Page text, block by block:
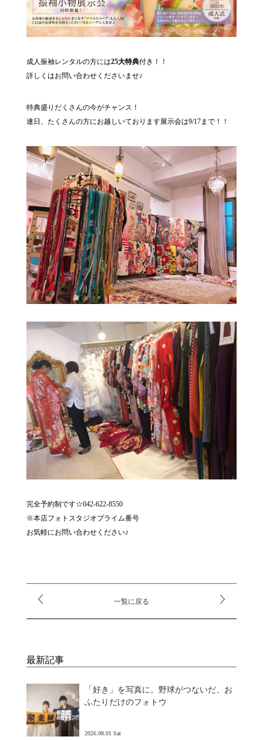
成人振袖レンタルの方には25大特典付き！！
詳しくはお問い合わせくださいませ♪
特典盛りだくさんの今がチャンス！
連日、たくさんの方にお越しいております展示会は9/17まで！！
完全予約制です☆042-622-8550
※本店フォトスタジオプライム番号
お気軽にお問い合わせください♪
一覧に戻る
最新記事
「好き」を写真に。野球がつないだ、お
ふたりだけのフォトウ
2026.08.01 Sat